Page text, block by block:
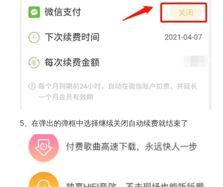
5、在弹出的弹框中选择继续关闭自动续费就结束了